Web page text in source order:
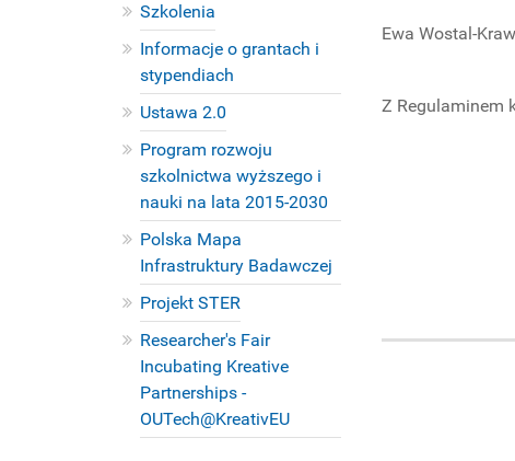
PROJEKTY
Szkolenia
Informacje o grantach i
stypendiach
Ustawa 2.0
Program rozwoju
szkolnictwa wyższego i
nauki na lata 2015-2030
Polska Mapa
Infrastruktury Badawczej
Projekt STER
Researcher's Fair
Incubating Kreative
Partnerships -
OUTech@KreativEU
Ewa Wostal-
Z Regulaminem